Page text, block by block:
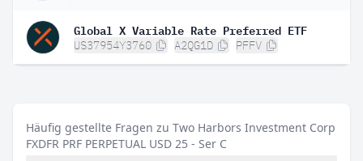
Global X Variable Rate Preferred ETF
US37954Y3760 A2QG1D PFFV
Häufig gestellte Fragen zu Two Harbors Investment Corp
FXDFR PRF PERPETUAL USD 25 - Ser C